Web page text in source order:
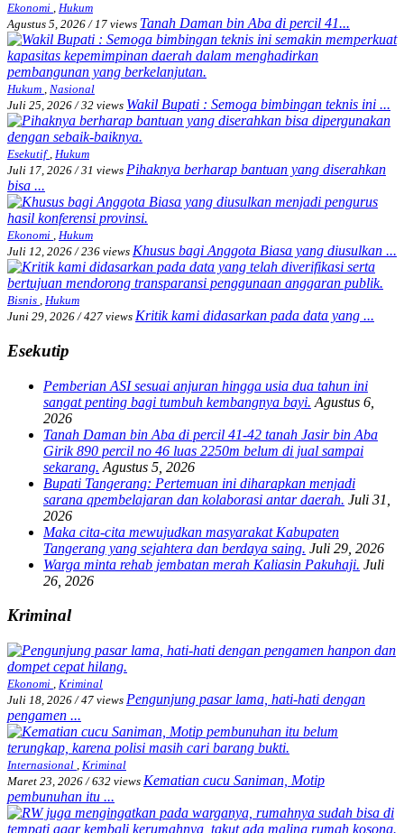
Ekonomi , Hukum
Agustus 5, 2026 / 17 views Tanah Daman bin Aba di percil 41...
Hukum , Nasional
Juli 25, 2026 / 32 views Wakil Bupati : Semoga bimbingan teknis ini ...
Esekutif , Hukum
Juli 17, 2026 / 31 views Pihaknya berharap bantuan yang diserahkan
bisa ...
Ekonomi , Hukum
Juli 12, 2026 / 236 views Khusus bagi Anggota Biasa yang diusulkan ...
Bisnis , Hukum
Juni 29, 2026 / 427 views Kritik kami didasarkan pada data yang ...
Esekutip
Pemberian ASI sesuai anjuran hingga usia dua tahun ini
sangat penting bagi tumbuh kembangnya bayi. Agustus 6,
2026
Tanah Daman bin Aba di percil 41-42 tanah Jasir bin Aba
Girik 890 percil no 46 luas 2250m belum di jual sampai
sekarang. Agustus 5, 2026
Bupati Tangerang: Pertemuan ini diharapkan menjadi
sarana qpembelajaran dan kolaborasi antar daerah. Juli 31,
2026
Maka cita-cita mewujudkan masyarakat Kabupaten
Tangerang yang sejahtera dan berdaya saing. Juli 29, 2026
Warga minta rehab jembatan merah Kaliasin Pakuhaji. Juli
26, 2026
Kriminal
Ekonomi , Kriminal
Juli 18, 2026 / 47 views Pengunjung pasar lama, hati-hati dengan
pengamen ...
Internasional , Kriminal
Maret 23, 2026 / 632 views Kematian cucu Saniman, Motip
pembunuhan itu ...